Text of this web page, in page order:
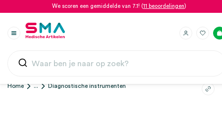
We scoren een gemiddelde van 7.1! (11 beoordelingen)
Home ... Diagnostische instrumenten